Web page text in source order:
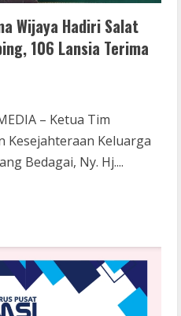
Wijaya Hadiri Salat
106 Lansia Terima
– Ketua Tim
Kesejahteraan Keluarga
Bedagai, Ny. Hj....